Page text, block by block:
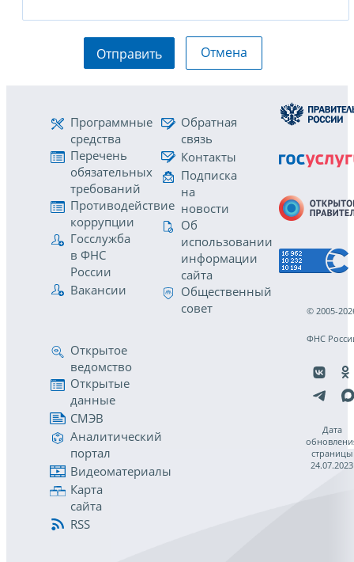
Отправить Отмена
Программные
средства
Перечень
обязательных
требований
Противодействие
коррупции
Госслужба
в ФНС
России
Вакансии
Обратная
связь
Контакты
Подписка
на
новости
Об
использовании
информации
сайта
Общественный
совет
Открытое
ведомство
Открытые
данные
СМЭВ
Аналитический
портал
Видеоматериалы
Карта
сайта
RSS
© 2005-
ФНС
Дата
страницы
24.07.2023